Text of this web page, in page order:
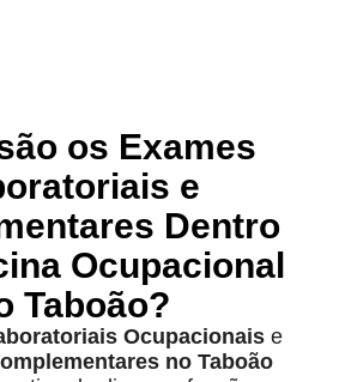
os Exames
e
Dentro
Ocupacional
Taboão?
Ocupacionaise
no Taboão